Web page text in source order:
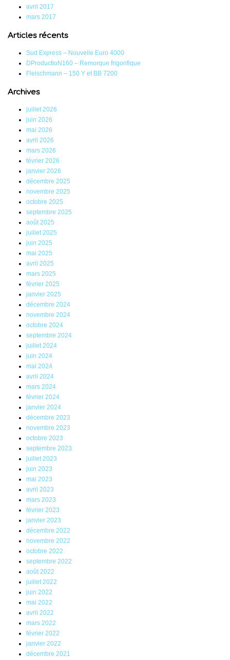
avril 2017
mars 2017
Articles récents
Sud Express – Nouvelle Euro 4000
DProductioN160 – Remorque frigorifique
Fleischmann – 150 Y et BB 7200
Archives
juillet 2026
juin 2026
mai 2026
avril 2026
mars 2026
février 2026
janvier 2026
décembre 2025
novembre 2025
octobre 2025
septembre 2025
août 2025
juillet 2025
juin 2025
mai 2025
avril 2025
mars 2025
février 2025
janvier 2025
décembre 2024
novembre 2024
octobre 2024
septembre 2024
juillet 2024
juin 2024
mai 2024
avril 2024
mars 2024
février 2024
janvier 2024
décembre 2023
novembre 2023
octobre 2023
septembre 2023
juillet 2023
juin 2023
mai 2023
avril 2023
mars 2023
février 2023
janvier 2023
décembre 2022
novembre 2022
octobre 2022
septembre 2022
août 2022
juillet 2022
juin 2022
mai 2022
avril 2022
mars 2022
février 2022
janvier 2022
décembre 2021